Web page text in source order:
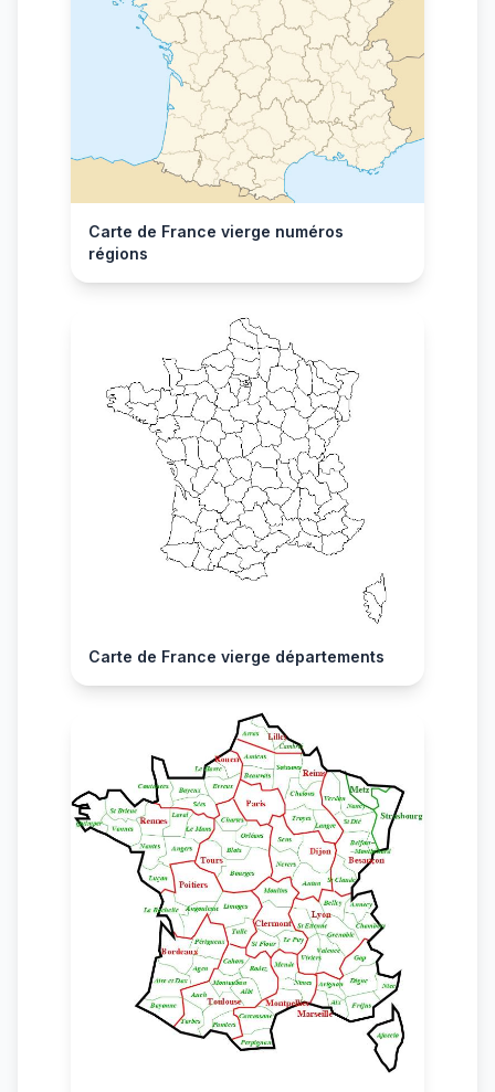
Carte de France vierge numéros
régions
Carte de France vierge départements